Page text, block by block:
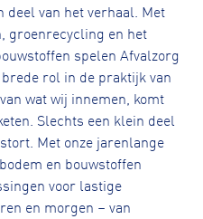
deel van het verhaal. Met
groenrecycling en het
spelen Afvalzorg
rol in de praktijk van
wat wij innemen, komt
Slechts een klein deel
Met onze jarenlange
en bouwstoffen
voor lastige
en morgen – van